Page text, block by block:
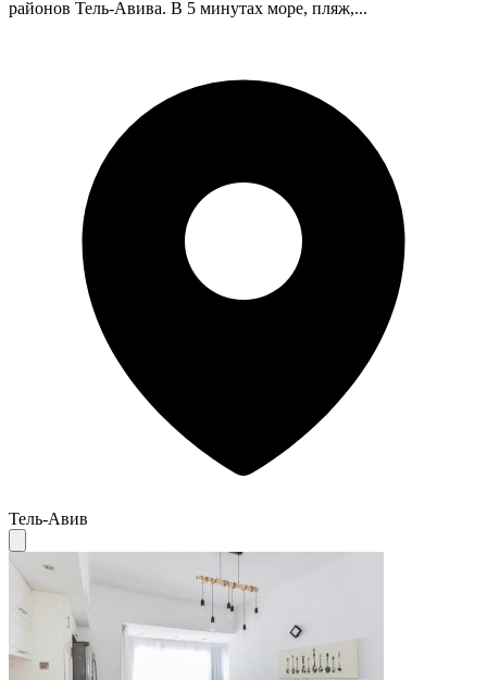
районов Тель-Авива. В 5 минутах море, пляж,...
Тель-Авив